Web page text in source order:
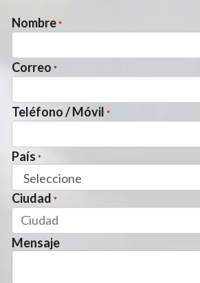
Nombre *
Correo *
Teléfono / Móvil *
País *
Ciudad *
Mensaje